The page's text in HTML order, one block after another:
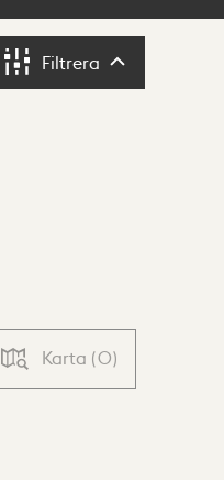
Filtrera Filtrera
Karta (0)